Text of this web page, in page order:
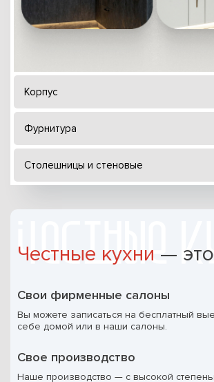
Корпус
Фурнитура
Столешницы и стеновые
Честные кухни —
Свои фирменные салоны
Вы можете записаться на бесплатный
себе домой или в наши салоны.
Свое производство
Наше производство — с высокой